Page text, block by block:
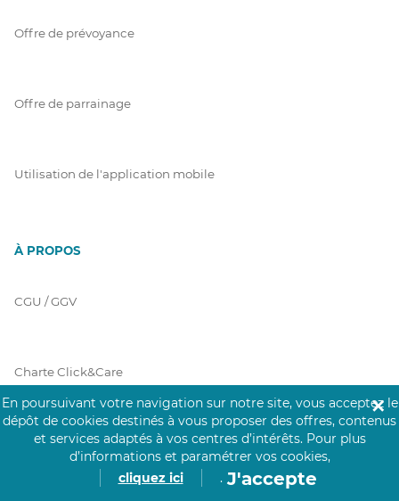
Offre de prévoyance
Offre de parrainage
Utilisation de l'application mobile
À PROPOS
CGU / GGV
Charte Click&Care
Code de Déontologie
En poursuivant votre navigation sur notre site, vous acceptez le
dépôt de cookies destinés à vous proposer des offres, contenus
et services adaptés à vos centres d’intérêts. Pour plus
d’informations et paramétrer vos cookies,
cliquez ici
. J'accepte
✕